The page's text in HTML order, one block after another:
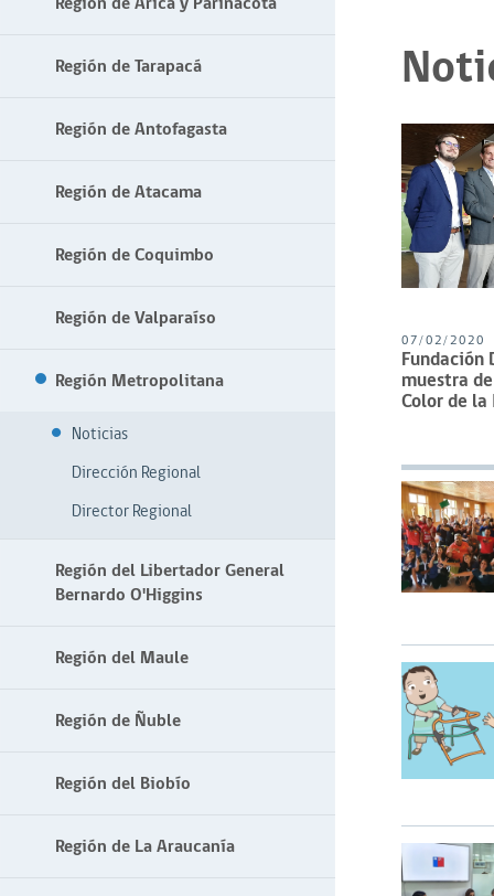
Región de Tarapacá
Región de Antofagasta
Región de Atacama
Región de Coquimbo
Región de Valparaíso
Región Metropolitana
Noticias
Dirección Regional
Director Regional
Región del Libertador General
Bernardo O'Higgins
Región del Maule
Región de Ñuble
Región del Biobío
Región de La Araucanía
07/02/2020
Fundación
muestra
Color de la